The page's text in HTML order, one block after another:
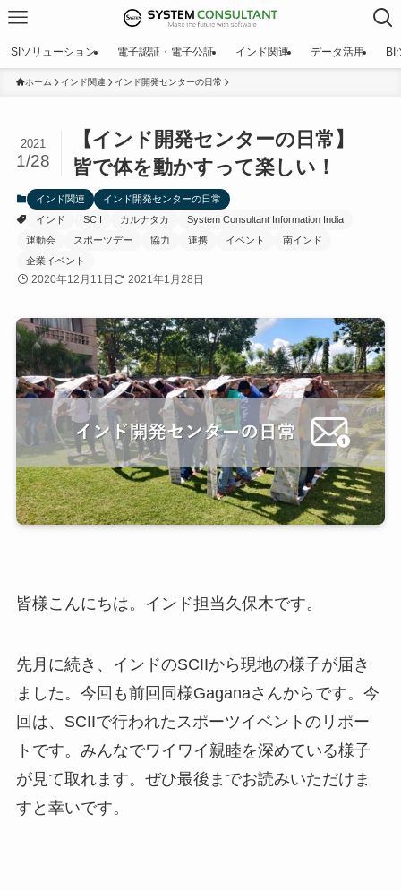
SIソリューション 電子認証・電子公証 インド関連 データ活用 BI
ホーム インド関連 インド開発センターの日常
【インド開発センターの日常】
皆で体を動かすって楽しい！
2021
1/28
インド関連
インド開発センターの日常
インド
SCII カルナタカ
System Consultant Information India
運動会
スポーツデー 協力 連携 イベント
南インド
企業イベント
2020年12月11日 2021年1月28日
皆様こんにちは。インド担当久保木です。
先月に続き、インドのSCIIから現地の様子が届き
ました。今回も前回同様Gaganaさんからです。今
回は、SCIIで行われたスポーツイベントのリポー
トです。みんなでワイワイ親睦を深めている様子
が見て取れます。ぜひ最後までお読みいただけま
すと幸いです。